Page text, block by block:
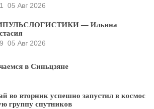
05 Авг 2026
— Ильина
05 Авг 2026
в Синьцзяне
во вторник успешно запустил в космос
группу спутников